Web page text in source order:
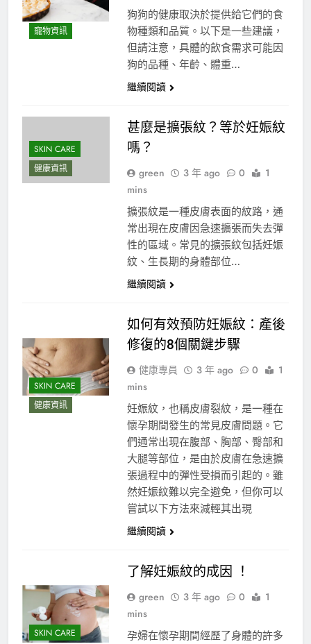
寵物資訊
狗狗的健康取決於提供給它們的食
物種類和品質。以下是一些建議，
但請注意，具體的飲食需求可能因
狗的品種、年齡、體重…
繼續閱讀
SKIN CARE
健康資訊
甚麼是擴張紋？等於妊娠紋
嗎？
green 3 年 ago 0
1
mins
擴張紋是一種皮膚表面的紋路，通
常出現在皮膚因急速擴張而失去彈
性的區域。常見的擴張紋包括妊娠
紋、生長期的身體部位…
繼續閱讀
SKIN CARE
健康資訊
如何有效預防妊娠紋：產後
修復的8個關鍵步驟
健康專員 3 年 ago 0
1
mins
妊娠紋，也稱皮膚裂紋，是一種在
懷孕期間發生的常見皮膚問題。它
們通常出現在腹部、胸部、臀部和
大腿等部位，是由於皮膚在急速擴
張過程中的彈性受損而引起的。雖
然妊娠紋難以完全避免，但你可以
嘗試以下方法來減輕其出現
繼續閱讀
SKIN CARE
了解妊娠紋的成因 ！
green 3 年 ago 0
1
mins
孕婦在懷孕期間經歷了身體的許多